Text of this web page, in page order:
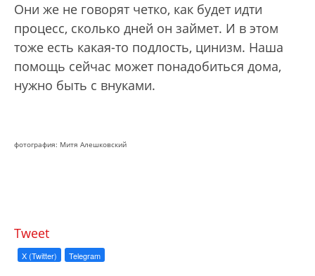
Они же не говорят четко, как будет идти
процесс, сколько дней он займет. И в этом
тоже есть какая-то подлость, цинизм. Наша
помощь сейчас может понадобиться дома,
нужно быть с внуками.
фотография: Митя Алешковский
Tweet
X (Twitter) Telegram